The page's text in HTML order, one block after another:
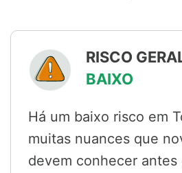
RISCO
BAIXO
Há um baixo risco em
muitas nuances que
devem conhecer antes